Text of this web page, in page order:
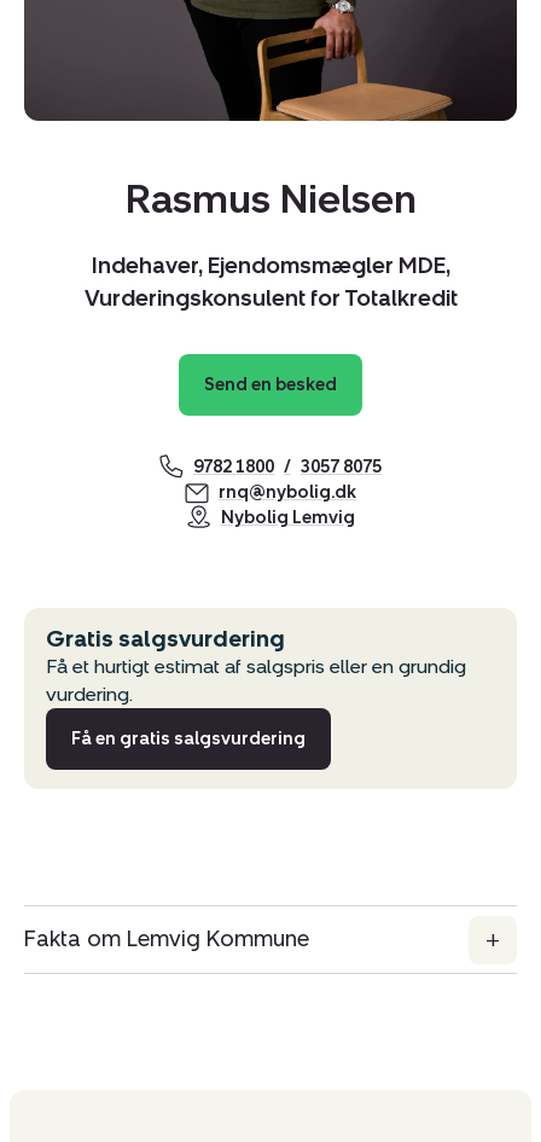
Rasmus Nielsen
Indehaver, Ejendomsmægler MDE,
Vurderingskonsulent for Totalkredit
Send en besked
9782 1800
3057 8075
rnq@nybolig.dk
Nybolig Lemvig
Gratis salgsvurdering
Få et hurtigt estimat af salgspris eller en grundig
vurdering.
Få en gratis salgsvurdering
Fakta om Lemvig Kommune
Del via mail